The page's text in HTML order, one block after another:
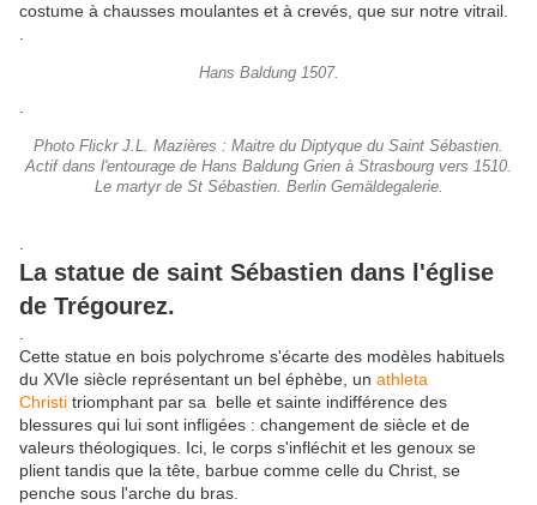
costume à chausses moulantes et à crevés, que sur notre vitrail.
Hans Baldung 1507.
Photo Flickr J.L. Mazières : Maitre du Diptyque du Saint Sébastien.
Actif dans l'entourage de Hans Baldung Grien à Strasbourg vers 1510.
Le martyr de St Sébastien. Berlin Gemäldegalerie.
La statue de saint Sébastien dans l'église
de Trégourez.
Cette statue en bois polychrome s'écarte des modèles habituels
du XVIe siècle représentant un bel éphèbe, un athleta
Christi triomphant par sa belle et sainte indifférence des
blessures qui lui sont infligées : changement de siècle et de
valeurs théologiques. Ici, le corps s'infléchit et les genoux se
plient tandis que la tête, barbue comme celle du Christ, se
penche sous l'arche du bras.